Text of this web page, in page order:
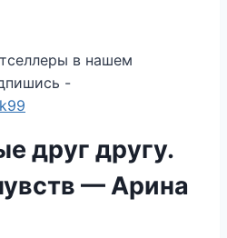
в нашем
-
друг другу.
— Арина